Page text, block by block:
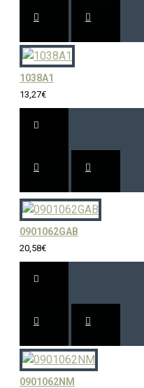
1038A1
13,27€
0901062GAB
20,58€
0901062NM